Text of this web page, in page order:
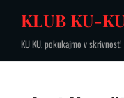
content
KLUB KU-
KU KU, pokukajmo v skrivnost!